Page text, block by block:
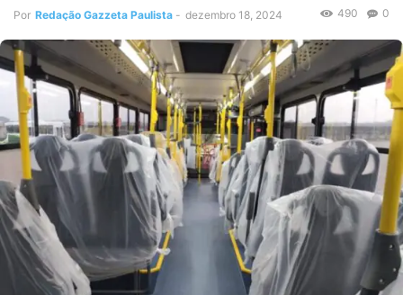
Por Redação Gazzeta Paulista - dezembro 18, 2024 0
490